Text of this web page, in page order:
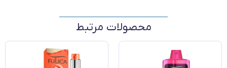
محصولات مرتبط